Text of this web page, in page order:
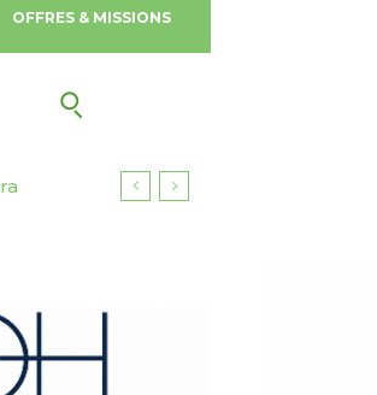
OFFRES & MISSIONS